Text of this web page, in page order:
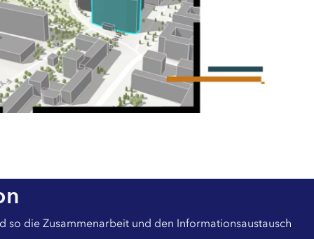
die Zusammenarbeit und den Informationsaustausch